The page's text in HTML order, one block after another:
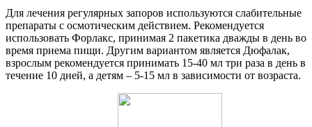
Для лечения регулярных запоров используются слабительные
препараты с осмотическим действием. Рекомендуется
использовать Форлакс, принимая 2 пакетика дважды в день во
время приема пищи. Другим вариантом является Дюфалак,
взрослым рекомендуется принимать 15-40 мл три раза в день в
течение 10 дней, а детям – 5-15 мл в зависимости от возраста.